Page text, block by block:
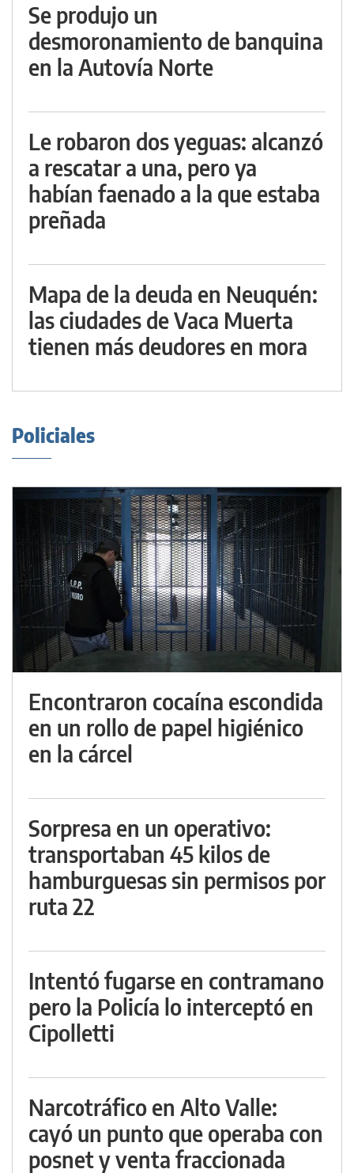
Se produjo un
desmoronamiento de banquina
en la Autovía Norte
Le robaron dos yeguas: alcanzó
a rescatar a una, pero ya
habían faenado a la que estaba
preñada
Mapa de la deuda en Neuquén:
las ciudades de Vaca Muerta
tienen más deudores en mora
Policiales
Encontraron cocaína escondida
en un rollo de papel higiénico
en la cárcel
Sorpresa en un operativo:
transportaban 45 kilos de
hamburguesas sin permisos por
ruta 22
Intentó fugarse en contramano
pero la Policía lo interceptó en
Cipolletti
Narcotráfico en Alto Valle:
cayó un punto que operaba con
posnet y venta fraccionada